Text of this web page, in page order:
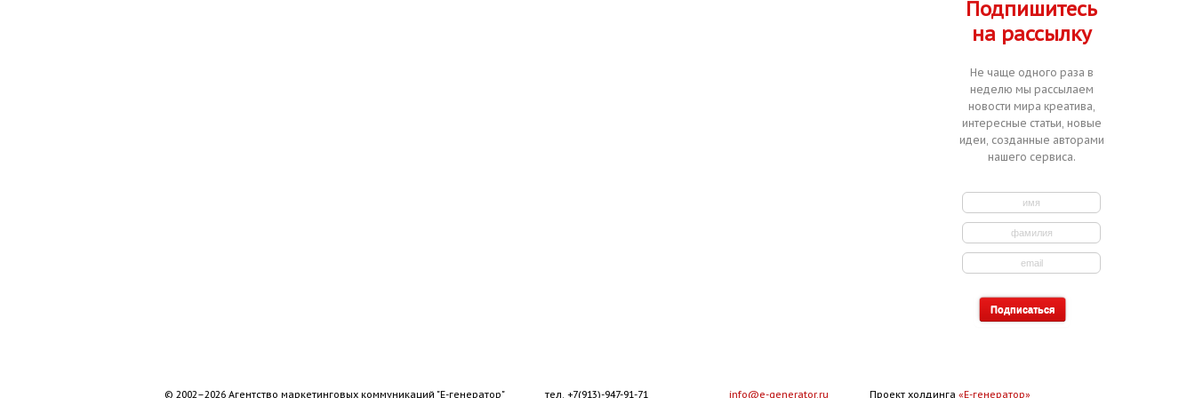
Подпишитесь
на рассылку
Не чаще одного раза в
неделю мы рассылаем
новости мира креатива,
интересные статьи, новые
идеи, созданные авторами
нашего сервиса.
© 2002–2026 Агентство маркетинговых коммуникаций "Е-генератор" тел. +7(913)-947-91-71 info@e-generator.ru Проект холдинга«Е-генератор»